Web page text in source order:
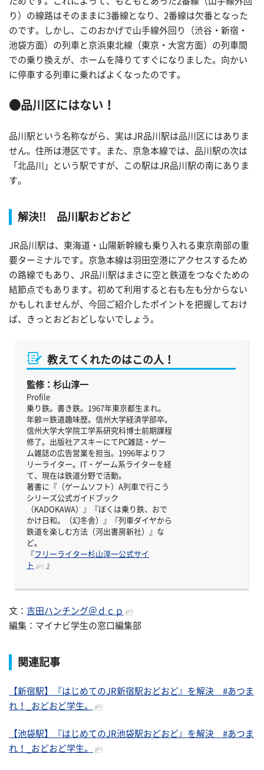
り）の線路はそのままに3番線となり、2番線は欠番となった
のです。しかし、このおかげで山手線外回り（渋谷・新宿・
池袋方面）の列車と京浜東北線（東京・大宮方面）の列車間
での乗り換えが、ホームを降りてすぐになりました。向かい
に停車する列車に乗ればよくなったのです。
●品川区にはない！
品川駅という名称ながら、実はJR品川駅は品川区にはありま
せん。住所は港区です。また、京急本線では、品川駅の次は
「北品川」という駅ですが、この駅はJR品川駅の南にありま
す。
解決!! 品川駅おどおど
JR品川駅は、東海道・山陽新幹線も乗り入れる東京南部の重
要ターミナルです。京急本線は羽田空港にアクセスするため
の路線でもあり、JR品川駅はまさに空と鉄道をつなぐための
結節点でもあります。初めて利用すると右も左も分からない
かもしれませんが、今回ご紹介したポイントを把握しておけ
ば、きっとおどおどしないでしょう。
教えてくれたのはこの人！
監修：杉山淳一
Profile
乗り鉄。書き鉄。1967年東京都生まれ。
年齢＝鉄道趣味歴。信州大学経済学部卒。
信州大学大学院工学系研究科博士前期課程
修了。出版社アスキーにてPC雑誌・ゲー
ム雑誌の広告営業を担当。1996年よりフ
リーライター。IT・ゲーム系ライターを経
て、現在は鉄道分野で活動。
著書に『（ゲームソフト）A列車で行こう
シリーズ公式ガイドブック
（KADOKAWA）』『ぼくは乗り鉄、おで
かけ日和。（幻冬舎）』『列車ダイヤから
鉄道を楽しむ方法（河出書房新社）』な
ど。
『フリーライター杉山淳一公式サイ
ト
』
文： 吉田ハンチング＠ｄｃｐ
編集：マイナビ学生の窓口編集部
関連記事
【新宿駅】『はじめてのJR新宿駅おどおど』を解決 #あつま
れ！_おどおど学生。
【池袋駅】『はじめてのJR池袋駅おどおど』を解決 #あつま
れ！_おどおど学生。